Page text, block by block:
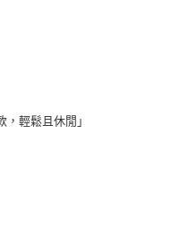
輕鬆且休閒」